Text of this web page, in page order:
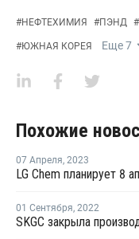
#НЕФТЕХИМИЯ #ПЭНД #
#ЮЖНАЯ КОРЕЯ Еще7
Похожие
07 Апреля, 2023
01 Сентября, 2022
SKGC закрыла